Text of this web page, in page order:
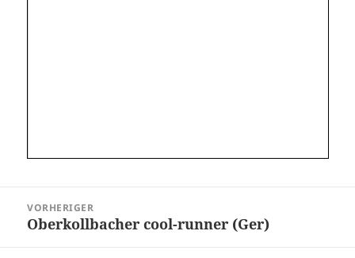
VORHERIGER
Vorheriger
Oberkollbacher cool-runner (Ger)